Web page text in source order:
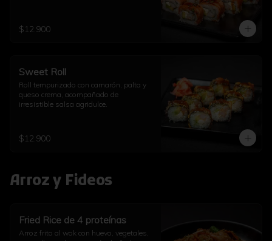
$12.900
Sweet Roll
Roll tempurizado con camarón, palta y
queso crema, acompañado de
irresistible salsa agridulce.
$12.900
Arroz y Fideos
Fried Rice de 4 proteínas
Arroz frito al wok con huevo, vegetales,